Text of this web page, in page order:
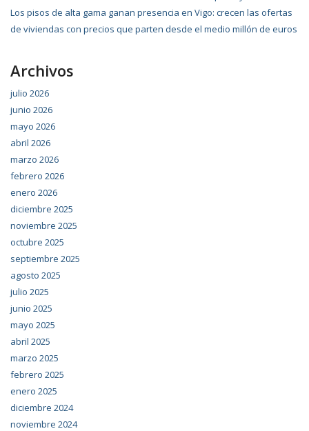
Los pisos de alta gama ganan presencia en Vigo: crecen las ofertas
de viviendas con precios que parten desde el medio millón de euros
Archivos
julio 2026
junio 2026
mayo 2026
abril 2026
marzo 2026
febrero 2026
enero 2026
diciembre 2025
noviembre 2025
octubre 2025
septiembre 2025
agosto 2025
julio 2025
junio 2025
mayo 2025
abril 2025
marzo 2025
febrero 2025
enero 2025
diciembre 2024
noviembre 2024